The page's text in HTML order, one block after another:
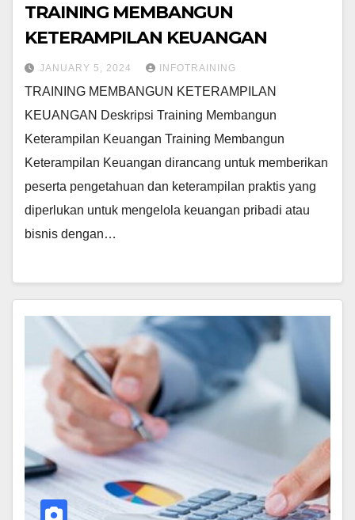
TRAINING MEMBANGUN
KETERAMPILAN KEUANGAN
JANUARY 5, 2024 INFOTRAINING
TRAINING MEMBANGUN KETERAMPILAN
KEUANGAN Deskripsi Training Membangun
Keterampilan Keuangan Training Membangun
Keterampilan Keuangan dirancang untuk memberikan
peserta pengetahuan dan keterampilan praktis yang
diperlukan untuk mengelola keuangan pribadi atau
bisnis dengan…